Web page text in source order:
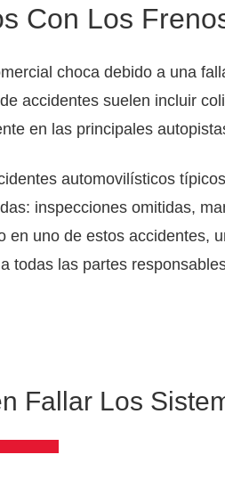
Con Los
choca debido a una
accidentes suelen incluir
en las principales
automovilísticos
inspecciones omitidas,
en uno de estos accidentes,
todas las partes
Fallar Los